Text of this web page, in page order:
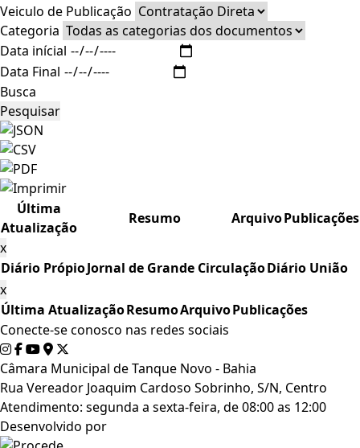
Veiculo de Publicação
Categoria
Data inícial
Data Final
Busca
Pesquisar
Última
Atualização
Resumo ArquivoPublicações
x
Diário PrópioJornal de Grande CirculaçãoDiário União
x
Última AtualizaçãoResumoArquivoPublicações
Conecte-se conosco nas redes sociais
Câmara Municipal de Tanque Novo - Bahia
Rua Vereador Joaquim Cardoso Sobrinho, S/N, Centro
Atendimento: segunda a sexta-feira, de 08:00 as 12:00
Desenvolvido por